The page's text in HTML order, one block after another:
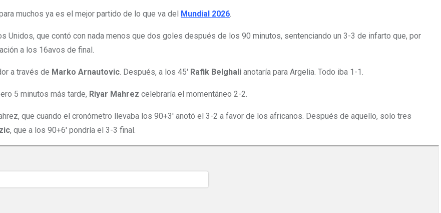
muchos ya es el mejor partido de lo que va del Mundial 2026
Unidos, que contó con nada menos que dos goles después de los 90 minutos, sentenciando un 3-3 de infarto que, por
a los 16avos de final.
a través de Marko Arnautovic . Después, a los 45′ Rafik Belghali anotaría para Argelia. Todo iba 1-1.
5 minutos más tarde, Riyar Mahrez celebraría el momentáneo 2-2.
que cuando el cronómetro llevaba los 90+3′ anotó el 3-2 a favor de los africanos. Después de aquello, solo tres
, que a los 90+6′ pondría el 3-3 final.